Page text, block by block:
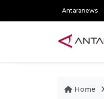
Antaranews
Home